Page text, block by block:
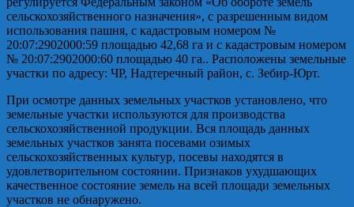
сельскохозяйственного назначения», с разрешенным видом
использования пашня, с кадастровым номером №
20:07:2902000:59 площадью 42,68 га и с кадастровым номером
№ 20:07:2902000:60 площадью 40 га.. Расположены земельные
участки по адресу: ЧР, Надтеречный район, с. Зебир-Юрт.
При осмотре данных земельных участков установлено, что
земельные участки используются для производства
сельскохозяйственной продукции. Вся площадь данных
земельных участков занята посевами озимых
сельскохозяйственных культур, посевы находятся в
удовлетворительном состоянии. Признаков ухудшающих
качественное состояние земель на всей площади земельных
участков не обнаружено.